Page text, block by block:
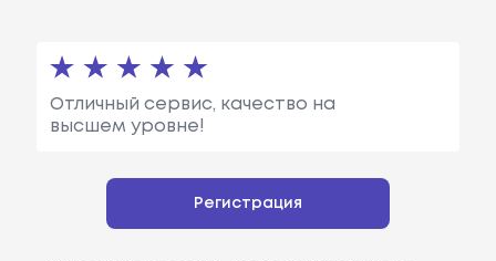
Отличный сервис, качество на
высшем уровне!
Регистрация